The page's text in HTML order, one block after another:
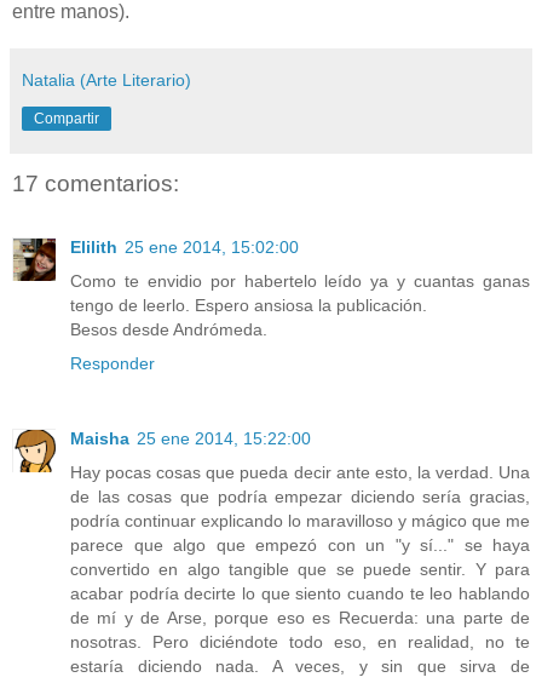
entre manos).
Natalia (Arte Literario)
Compartir
17 comentarios:
Elilith 25 ene 2014, 15:02:00
Como te envidio por habertelo leído ya y cuantas ganas
tengo de leerlo. Espero ansiosa la publicación.
Besos desde Andrómeda.
Responder
Maisha 25 ene 2014, 15:22:00
Hay pocas cosas que pueda decir ante esto, la verdad. Una
de las cosas que podría empezar diciendo sería gracias,
podría continuar explicando lo maravilloso y mágico que me
parece que algo que empezó con un "y sí..." se haya
convertido en algo tangible que se puede sentir. Y para
acabar podría decirte lo que siento cuando te leo hablando
de mí y de Arse, porque eso es Recuerda: una parte de
nosotras. Pero diciéndote todo eso, en realidad, no te
estaría diciendo nada. A veces, y sin que sirva de